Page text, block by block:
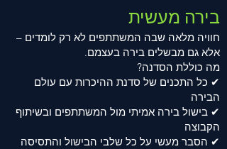
בירה מעשית
חוויה מלאה שבה המשתתפים לא רק לומדים –
אלא גם מבשלים בירה בעצמם.
מה כוללת הסדנה?
✔ כל התכנים של סדנת ההיכרות עם עולם
הבירה
✔ בישול בירה אמיתי מול המשתתפים ובשיתוף
הקבוצה
✔ הסבר מעשי על כל שלבי הבישול והתסיסה